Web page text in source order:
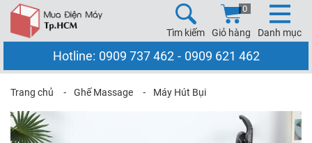
Tìm kiếm Giỏ hàng
0
Danh mục
Hotline: 0909 737 462 - 0909 621 462
Trang chủ ⁃ Ghế Massage ⁃ Máy Hút Bụi